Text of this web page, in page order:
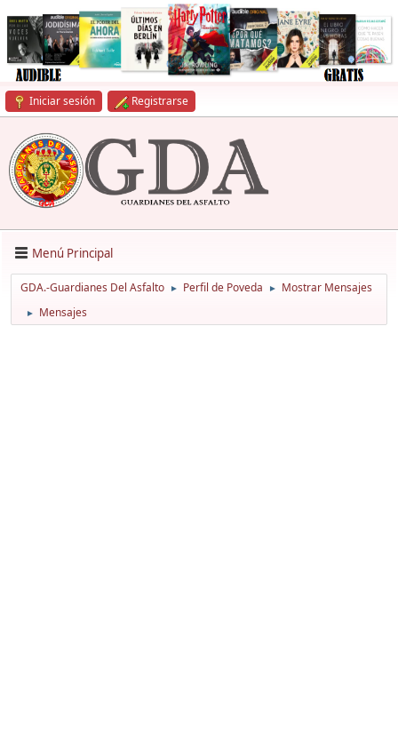
Iniciar sesión Registrarse
Menú Principal
GDA.-Guardianes Del Asfalto ► Perfil de Poveda ► Mostrar Mensajes
► Mensajes